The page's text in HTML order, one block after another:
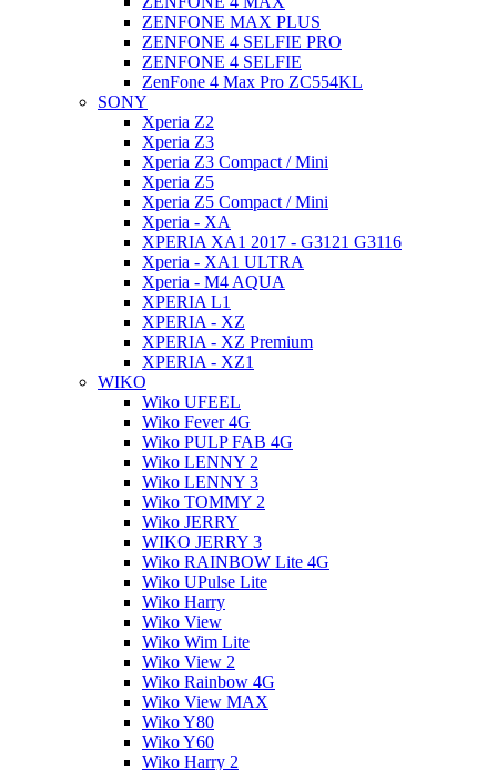
ZENFONE MAX PLUS
ZENFONE 4 SELFIE PRO
ZENFONE 4 SELFIE
ZenFone 4 Max Pro ZC554KL
SONY
Xperia Z2
Xperia Z3
Xperia Z3 Compact / Mini
Xperia Z5
Xperia Z5 Compact / Mini
Xperia - XA
XPERIA XA1 2017 - G3121 G3116
Xperia - XA1 ULTRA
Xperia - M4 AQUA
XPERIA L1
XPERIA - XZ
XPERIA - XZ Premium
XPERIA - XZ1
WIKO
Wiko UFEEL
Wiko Fever 4G
Wiko PULP FAB 4G
Wiko LENNY 2
Wiko LENNY 3
Wiko TOMMY 2
Wiko JERRY
WIKO JERRY 3
Wiko RAINBOW Lite 4G
Wiko UPulse Lite
Wiko Harry
Wiko View
Wiko Wim Lite
Wiko View 2
Wiko Rainbow 4G
Wiko View MAX
Wiko Y80
Wiko Y60
Wiko Harry 2